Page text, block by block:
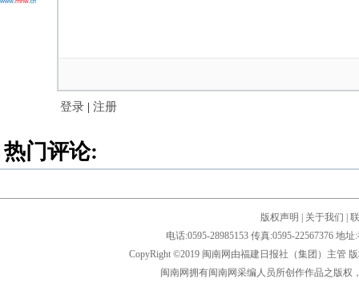
登录 | 注册
热门评论:
版权声明 关于我们
电话:0595-28985153 传真:0595-22567376 地
CopyRight ©2019 闽南网由福建日报社（集团）主管
闽南网拥有闽南网采编人员所创作作品之版